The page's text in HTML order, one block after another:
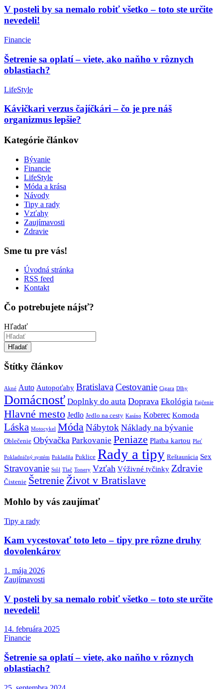
V posteli by sa nemalo robiť všetko – toto ste určite
nevedeli!
Financie
Šetrenie sa oplatí – viete, ako naňho v rôznych
oblastiach?
LifeStyle
Kávičkari verzus čajíčkári – čo je pre náš
organizmus lepšie?
Kategórie článkov
Bývanie
Financie
LifeStyle
Móda a krása
Návody
Tipy a rady
Vzťahy
Zaujímavosti
Zdravie
Sme tu pre vás!
Úvodná stránka
RSS feed
Kontakt
Čo potrebujete nájsť?
Hľadať
Hľadať
Štítky článkov
Akné Auto Autopoťahy BratislavaCestovanie Cigara Dlhy
Domácnosť Doplnky do auta Doprava Ekológia Fajčenie
Hlavné mesto Jedlo Jedlo na cesty Kasíno Koberec Komoda
Láska Motocykel MódaNábytok Náklady na bývanie
Oblečenie Obývačka Parkovanie Peniaze Platba kartou Pleť
Pokladničný systém Pokladňa Puklice Rady a tipy Reštaurácia Sex
Stravovanie Stôl Tlač Tonery Vzťah Výživné tyčinky Zdravie
Čistenie Šetrenie Život v Bratislave
Mohlo by vás zaujímať
Tipy a rady
Kam vycestovať toto leto – tipy pre rôzne druhy
dovolenkárov
1. mája 2026
Zaujímavosti
V posteli by sa nemalo robiť všetko – toto ste určite
nevedeli!
14. februára 2025
Financie
Šetrenie sa oplatí – viete, ako naňho v rôznych
oblastiach?